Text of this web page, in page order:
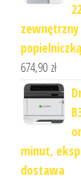
674,90 zł
minut,
dostawa